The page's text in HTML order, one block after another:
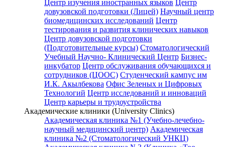
Центр изучения иностранных языков Центр
довузовской подготовки (Лицей) Научный центр
биомедицинских исследований Центр
тестирования и развития клинических навыков
Центр довузовской подготовки
(Подготовительные курсы) Стоматологический
Учебный Научно- Клинический Центр Бизнес-
инкубатор Центр обслуживания обучающихся и
сотрудников (ЦООС) Студенческий кампус им
И.К. Акылбекова Офис Зеленых и Цифровых
Технологий Центр исследований и инноваций
Центр карьеры и трудоустройства
Академические клиники (University Clinics)
Академическая клиника №1 (Учебно-лечебно-
научный медицинский центр) Академическая
клиника №2 (Стоматологический УНКЦ)